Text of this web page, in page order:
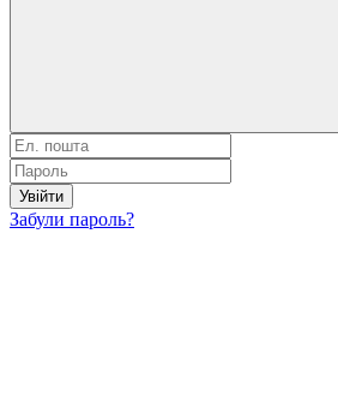
Увійти
Забули пароль?